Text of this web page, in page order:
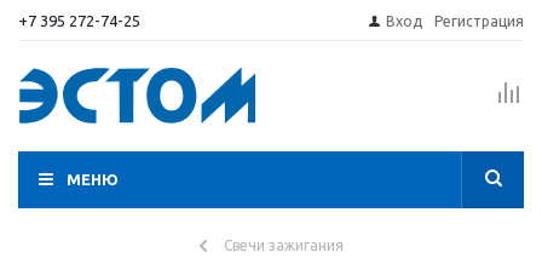
+7 395 272-74-25 Вход Регистрация
МЕНЮ
Свечи зажигания